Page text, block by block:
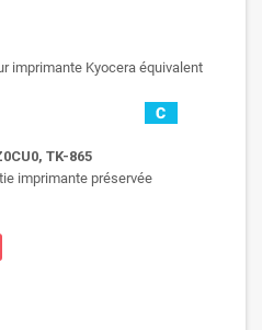
imprimante Kyocera équivalent
TK-865
imprimante préservée